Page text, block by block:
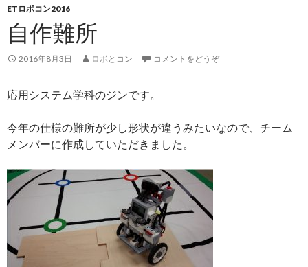
ETロボコン2016
自作難所
2016年8月3日 ロボとコン コメントをどうぞ
応用システム学科のジンです。
今年の仕様の難所が少し形状が違うみたいなので、チーム
メンバーに作成していただきました。